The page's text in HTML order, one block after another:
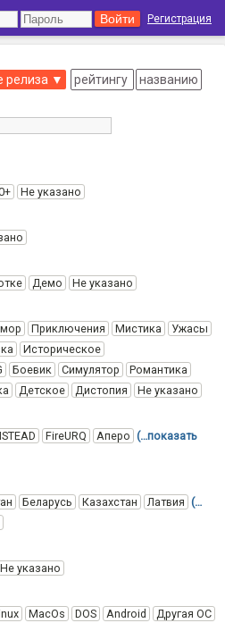
Регистрация
релиза ▼ рейтингу
названию
Не указано
Демо Не указано
Приключения Мистика
Ужасы
Историческое
Боевик Симулятор
Романтика
Детское Дистопия Не указано
FireURQ Аперо (…показать
Беларусь Казахстан Латвия (…
Не указано
MacOs DOS Android
Другая ОС